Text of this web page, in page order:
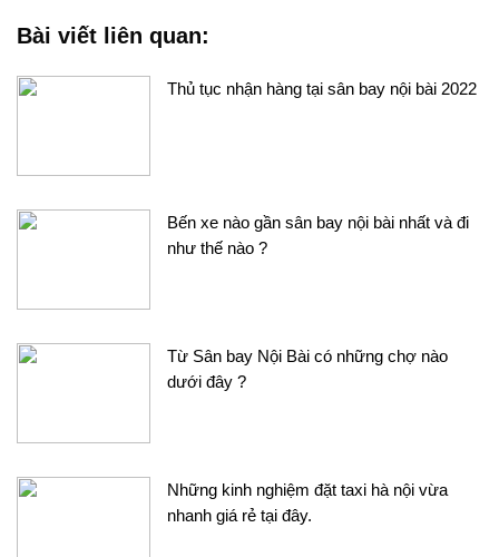
Bài viết liên quan:
Thủ tục nhận hàng tại sân bay nội bài 2022
Bến xe nào gần sân bay nội bài nhất và đi
như thế nào ?
Từ Sân bay Nội Bài có những chợ nào
dưới đây ?
Những kinh nghiệm đặt taxi hà nội vừa
nhanh giá rẻ tại đây.